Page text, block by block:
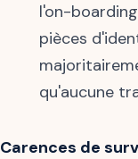
l'on-
pièces
qu'aucune
Carences de